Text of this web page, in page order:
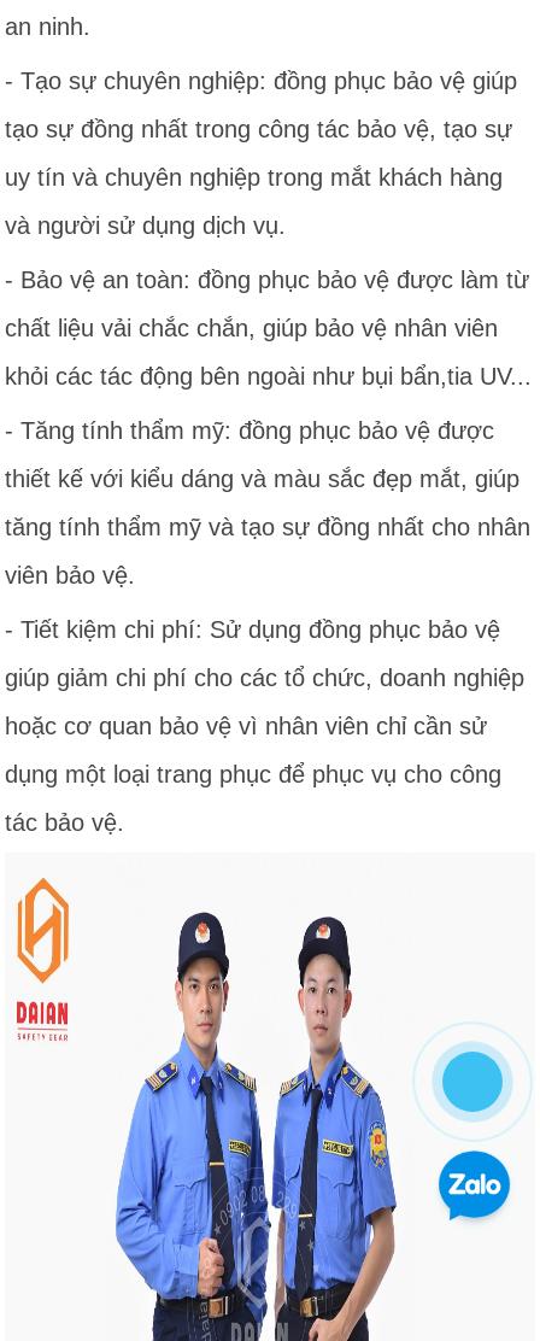
an ninh.
- Tạo sự chuyên nghiệp: đồng phục bảo vệ giúp
tạo sự đồng nhất trong công tác bảo vệ, tạo sự
uy tín và chuyên nghiệp trong mắt khách hàng
và người sử dụng dịch vụ.
- Bảo vệ an toàn: đồng phục bảo vệ được làm từ
chất liệu vải chắc chắn, giúp bảo vệ nhân viên
khỏi các tác động bên ngoài như bụi bẩn,tia UV...
- Tăng tính thẩm mỹ: đồng phục bảo vệ được
thiết kế với kiểu dáng và màu sắc đẹp mắt, giúp
tăng tính thẩm mỹ và tạo sự đồng nhất cho nhân
viên bảo vệ.
- Tiết kiệm chi phí: Sử dụng đồng phục bảo vệ
giúp giảm chi phí cho các tổ chức, doanh nghiệp
hoặc cơ quan bảo vệ vì nhân viên chỉ cần sử
dụng một loại trang phục để phục vụ cho công
tác bảo vệ.